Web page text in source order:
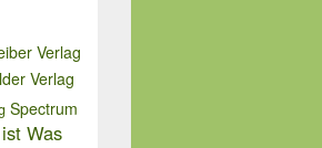
Verlag
Verlag
Spectrum
Was